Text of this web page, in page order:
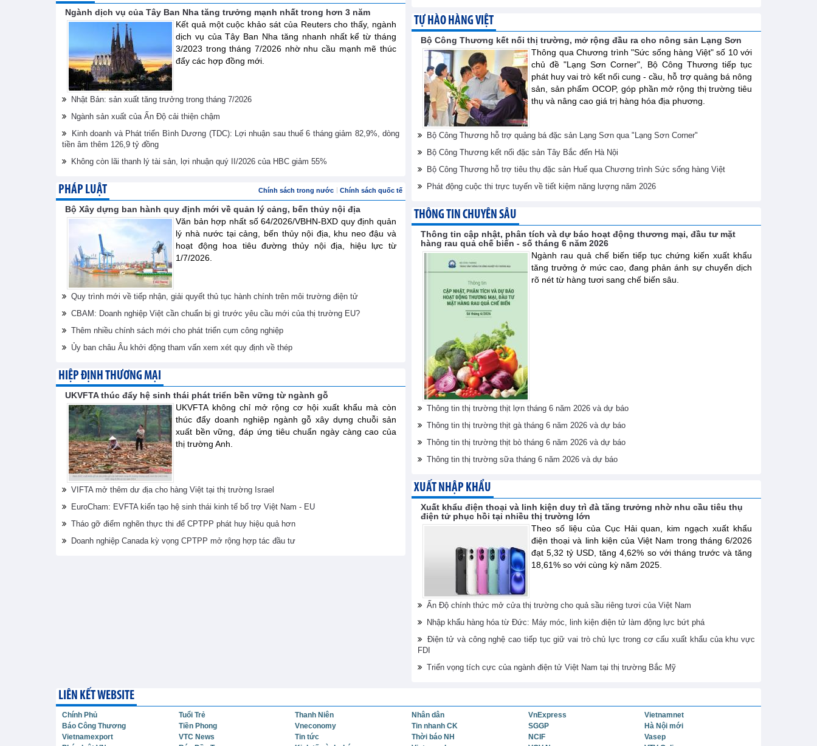
Ngành dịch vụ của Tây Ban Nha tăng trưởng mạnh nhất trong hơn 3 năm
Kết quả một cuộc khảo sát của Reuters cho thấy, ngành
dịch vụ của Tây Ban Nha tăng nhanh nhất kể từ tháng
3/2023 trong tháng 7/2026 nhờ nhu cầu mạnh mẽ thúc
đẩy các hợp đồng mới.
Nhật Bản: sản xuất tăng trưởng trong tháng 7/2026
Ngành sản xuất của Ấn Độ cải thiện chậm
Kinh doanh và Phát triển Bình Dương (TDC): Lợi nhuận sau thuế 6 tháng giảm 82,9%, dòng
tiền âm thêm 126,9 tỷ đồng
Không còn lãi thanh lý tài sản, lợi nhuận quý II/2026 của HBC giảm 55%
PHÁP LUẬT Chính sách trong nước Chính sách quốc tế
Bộ Xây dựng ban hành quy định mới về quản lý cảng, bến thủy nội địa
Văn bản hợp nhất số 64/2026/VBHN-BXD quy định quản
lý nhà nước tại cảng, bến thủy nội địa, khu neo đậu và
hoạt động hoa tiêu đường thủy nội địa, hiệu lực từ
1/7/2026.
Quy trình mới về tiếp nhận, giải quyết thủ tục hành chính trên môi trường điện tử
CBAM: Doanh nghiệp Việt cần chuẩn bị gì trước yêu cầu mới của thị trường EU?
Thêm nhiều chính sách mới cho phát triển cụm công nghiệp
Ủy ban châu Âu khởi động tham vấn xem xét quy định về thép
HIỆP ĐỊNH THƯƠNG MẠI
UKVFTA thúc đẩy hệ sinh thái phát triển bền vững từ ngành gỗ
UKVFTA không chỉ mở rộng cơ hội xuất khẩu mà còn
thúc đẩy doanh nghiệp ngành gỗ xây dựng chuỗi sản
xuất bền vững, đáp ứng tiêu chuẩn ngày càng cao của
thị trường Anh.
VIFTA mở thêm dư địa cho hàng Việt tại thị trường Israel
EuroCham: EVFTA kiến tạo hệ sinh thái kinh tế bổ trợ Việt Nam - EU
Tháo gỡ điểm nghẽn thực thi để CPTPP phát huy hiệu quả hơn
Doanh nghiệp Canada kỳ vọng CPTPP mở rộng hợp tác đầu tư
TỰ HÀO HÀNG VIỆT
Bộ Công Thương kết nối thị trường, mở rộng đầu ra cho nông sản Lạng Sơn
Thông qua Chương trình "Sức sống hàng Việt" số 10 với
chủ đề "Lạng Sơn Corner", Bộ Công Thương tiếp tục
phát huy vai trò kết nối cung - cầu, hỗ trợ quảng bá nông
sản, sản phẩm OCOP, góp phần mở rộng thị trường tiêu
thụ và nâng cao giá trị hàng hóa địa phương.
Bộ Công Thương hỗ trợ quảng bá đặc sản Lạng Sơn qua "Lạng Sơn Corner"
Bộ Công Thương kết nối đặc sản Tây Bắc đến Hà Nội
Bộ Công Thương hỗ trợ tiêu thụ đặc sản Huế qua Chương trình Sức sống hàng Việt
Phát động cuộc thi trực tuyến về tiết kiệm năng lượng năm 2026
THÔNG TIN CHUYÊN SÂU
Thông tin cập nhật, phân tích và dự báo hoạt động thương mại, đầu tư mặt
hàng rau quả chế biến - số tháng 6 năm 2026
Ngành rau quả chế biến tiếp tục chứng kiến xuất khẩu
tăng trưởng ở mức cao, đang phản ánh sự chuyển dịch
rõ nét từ hàng tươi sang chế biến sâu.
Thông tin thị trường thịt lợn tháng 6 năm 2026 và dự báo
Thông tin thị trường thịt gà tháng 6 năm 2026 và dự báo
Thông tin thị trường thịt bò tháng 6 năm 2026 và dự báo
Thông tin thị trường sữa tháng 6 năm 2026 và dự báo
XUẤT NHẬP KHẨU
Xuất khẩu điện thoại và linh kiện duy trì đà tăng trưởng nhờ nhu cầu tiêu thụ
điện tử phục hồi tại nhiều thị trường lớn
Theo số liệu của Cục Hải quan, kim ngạch xuất khẩu
điện thoại và linh kiện của Việt Nam trong tháng 6/2026
đạt 5,32 tỷ USD, tăng 4,62% so với tháng trước và tăng
18,61% so với cùng kỳ năm 2025.
Ấn Độ chính thức mở cửa thị trường cho quả sầu riêng tươi của Việt Nam
Nhập khẩu hàng hóa từ Đức: Máy móc, linh kiện điện tử làm động lực bứt phá
Điện tử và công nghệ cao tiếp tục giữ vai trò chủ lực trong cơ cấu xuất khẩu của khu vực
FDI
Triển vọng tích cực của ngành điện tử Việt Nam tại thị trường Bắc Mỹ
LIÊN KẾT WEBSITE
Chính Phủ Tuổi Trẻ Thanh Niên Nhân dân VnExpress
Vietnamnet
Báo Công Thương
Tiền Phong Vneconomy Tin nhanh CK SGGP
Hà Nội mới
Vietnamexport
VTC News Tin tức Thời báo NH NCIF
Vasep